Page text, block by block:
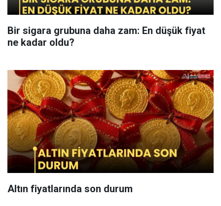
Bir sigara grubuna daha zam: En düşük fiyat
ne kadar oldu?
Altın fiyatlarında son durum